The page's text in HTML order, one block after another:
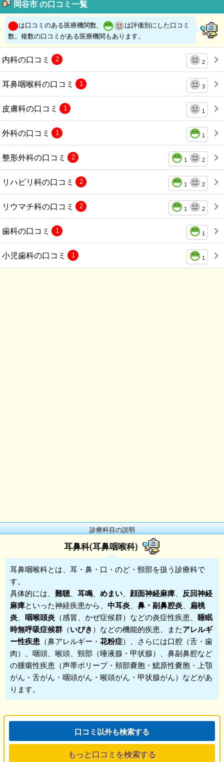
岡谷市 の口コミ一覧
は口コミのある医療機関数、
は評価別にした口コミ
数。複数の口コミがある医療機関もあります。
内科の口コミ 2
2
耳鼻咽喉科の口コミ 3
1
皮膚科の口コミ 1
1
外科の口コミ 1
1
整形外科の口コミ 1 2
2
リハビリ科の口コミ 1 2
2
リウマチ科の口コミ 1 2
2
歯科の口コミ 1
1
小児歯科の口コミ 1
1
診療科目の説明
耳鼻科(耳鼻咽喉科)
耳鼻咽喉科とは、耳・鼻・口・のど・頸部を扱う診療科で
す。
具体的には、 難聴、 耳鳴 めまい 顔面神経麻痺
反回神経
麻痺といった神経疾患から、 中耳炎 鼻・副鼻腔炎
扁桃
炎
咽喉頭炎 （感冒、かぜ症候群）などの炎症性疾患、 睡眠
時無呼吸症候群 （いびき）などの機能的疾患、またアレルギ
ー性疾患 （鼻アレルギー・ 花粉症）、さらには口腔（舌・歯
肉）、咽頭、喉頭、頸部（唾液腺・甲状腺）、鼻副鼻腔など
の腫瘍性疾患（声帯ポリープ・頬部嚢胞・鰓原性嚢胞・上顎
がん・舌がん・咽頭がん・喉頭がん・甲状腺がん）などがあ
ります。
口コミ以外も検索する
もっと口コミを検索する